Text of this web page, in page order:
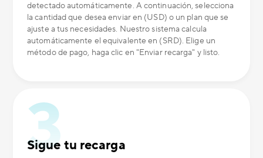
detectado automáticamente. A continuación, selecciona
la cantidad que desea enviar en (USD) o un plan que se
ajuste a tus necesidades. Nuestro sistema calcula
automáticamente el equivalente en (SRD). Elige un
método de pago, haga clic en "Enviar recarga" y listo.
Sigue tu recarga